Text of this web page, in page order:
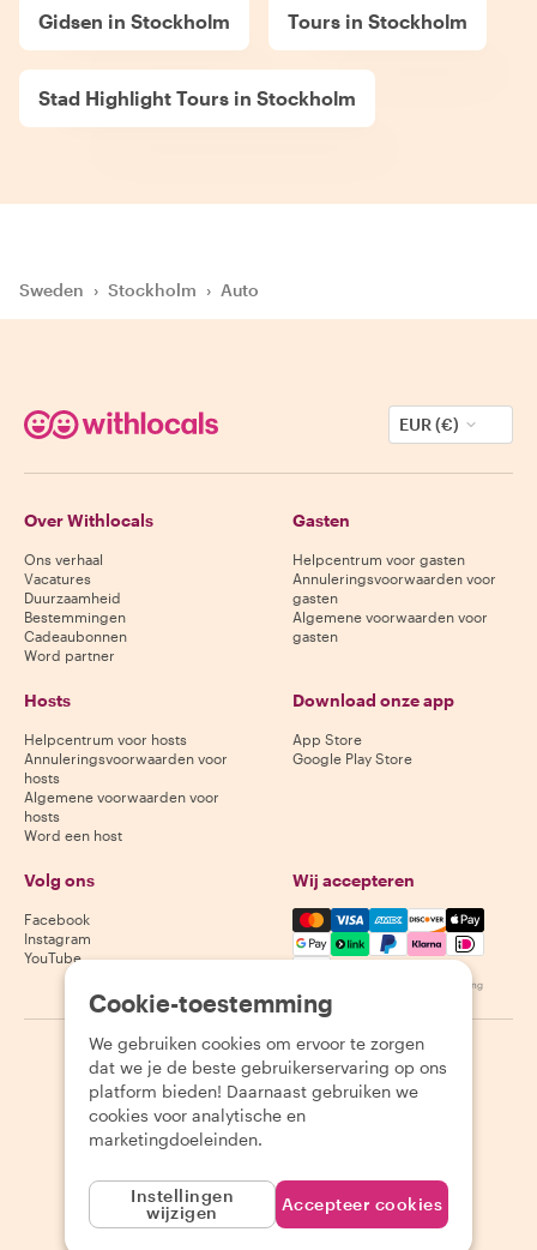
Gidsen in Stockholm Tours in Stockholm
Stad Highlight Tours in Stockholm
Sweden › Stockholm › Auto
EUR (€)
Over Withlocals
Ons verhaal
Vacatures
Duurzaamheid
Bestemmingen
Cadeaubonnen
Word partner
Gasten
Helpcentrum voor gasten
Annuleringsvoorwaarden voor
gasten
Algemene voorwaarden voor
gasten
Hosts
Helpcentrum voor hosts
Annuleringsvoorwaarden voor
hosts
Algemene voorwaarden voor
hosts
Word een host
Download onze app
App Store
Google Play Store
Volg ons
Facebook
Instagram
YouTube
Wij accepteren
Mastercard, Visa, Amex,
Beschikbaarheid varieert per bestemming
2026 Withlocals.com Privacybeleid Cookies
Cookie-toestemming
We gebruiken cookies om ervoor te zorgen
dat we je de beste gebruikerservaring op ons
platform bieden! Daarnaast gebruiken we
cookies voor analytische en
marketingdoeleinden.
Instellingen
wijzigen
Accepteer cookies